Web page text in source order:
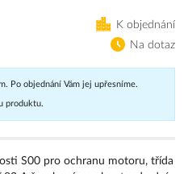
K objednání
Na dotaz
Po objednání Vám jej upřesníme.
produktu.
S00 pro ochranu motoru, třída